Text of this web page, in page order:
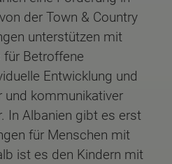
der Town & Country
unterstützen mit
Betroffene
Entwicklung und
und kommunikativer
In Albanien gibt es erst
für Menschen mit
ist es den Kindern mit